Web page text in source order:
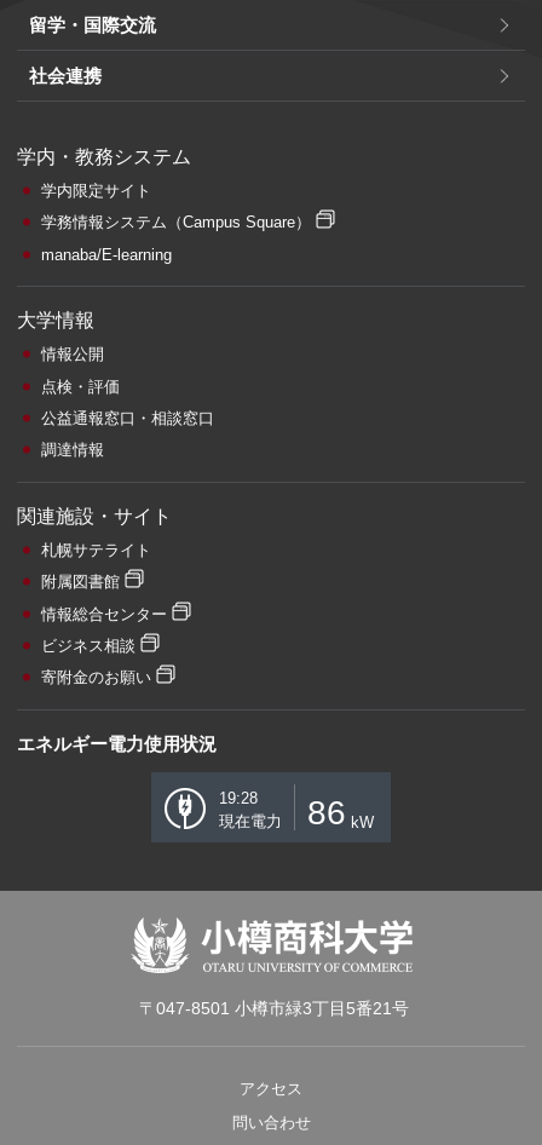
留学・国際交流
社会連携
学内・教務システム
学内限定サイト
学務情報システム （Campus Square）
manaba/E-learning
大学情報
情報公開
点検・評価
公益通報窓口・相談窓口
調達情報
関連施設・サイト
札幌サテライト
附属図書館
情報総合センター
ビジネス相談
寄附金のお願い
エネルギー電力使用状況
19:28
現在電力
86 kW
〒047-8501 小樽市緑3丁目5番21号
アクセス
問い合わせ